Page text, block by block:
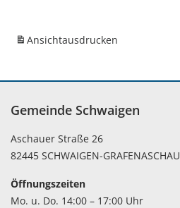
Ansichtausdrucken
Gemeinde Schwaigen
Aschauer Straße 26
82445 SCHWAIGEN-GRAFENASCHAU
Öffnungszeiten
Mo. u. Do. 14:00 – 17:00 Uhr